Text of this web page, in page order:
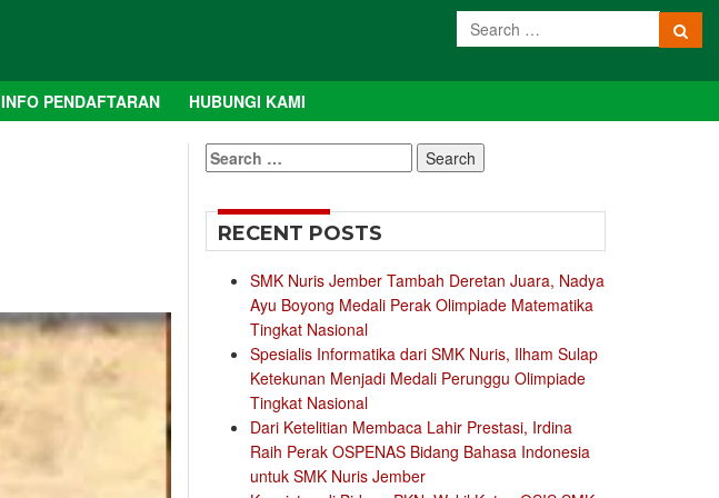
INFO PENDAFTARAN HUBUNGI KAMI
Search
for:
RECENT POSTS
SMK Nuris Jember Tambah Deretan Juara, Nadya
Ayu Boyong Medali Perak Olimpiade Matematika
Tingkat Nasional
Spesialis Informatika dari SMK Nuris, Ilham Sulap
Ketekunan Menjadi Medali Perunggu Olimpiade
Tingkat Nasional
Dari Ketelitian Membaca Lahir Prestasi, Irdina
Raih Perak OSPENAS Bidang Bahasa Indonesia
untuk SMK Nuris Jember